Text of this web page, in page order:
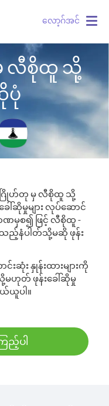
လော့ဂ်အင်
လီစိုထူ သို့
ပုံ
ဂြိုဟ်တု မှ လီစိုထူ သို့
ါ်ဆိုမှုများ လုပ်ဆောင်
ာဏမှစ၍ ဖြင့် လီစိုထူ -
သည့်နံပါတ်သို့မဆို ဖုန်း
း နှုန်းထားများကို
မဟုတ် ဖုန်းခေါ်ဆိုမှု
ယူပါ။
ည့်ပါ